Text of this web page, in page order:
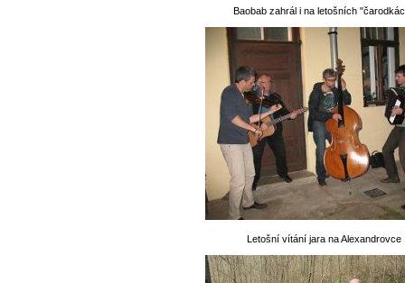
Baobab zahrál i na letošních
Letošní vítání jara na Alexandrovce